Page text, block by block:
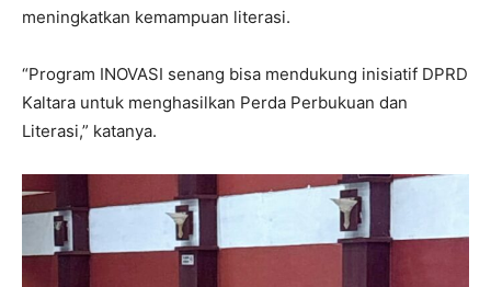
meningkatkan kemampuan literasi.
“Program INOVASI senang bisa mendukung inisiatif DPRD
Kaltara untuk menghasilkan Perda Perbukuan dan
Literasi,” katanya.